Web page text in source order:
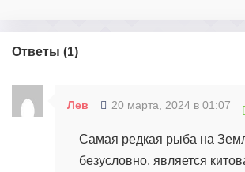
Ответы (1)
Лев 20 марта, 2024 в 01:07
Самая редкая рыба на
безусловно, является